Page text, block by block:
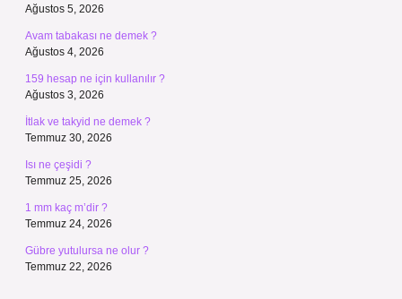
Ağustos 5, 2026
Avam tabakası ne demek ?
Ağustos 4, 2026
159 hesap ne için kullanılır ?
Ağustos 3, 2026
İtlak ve takyid ne demek ?
Temmuz 30, 2026
Isı ne çeşidi ?
Temmuz 25, 2026
1 mm kaç m’dir ?
Temmuz 24, 2026
Gübre yutulursa ne olur ?
Temmuz 22, 2026